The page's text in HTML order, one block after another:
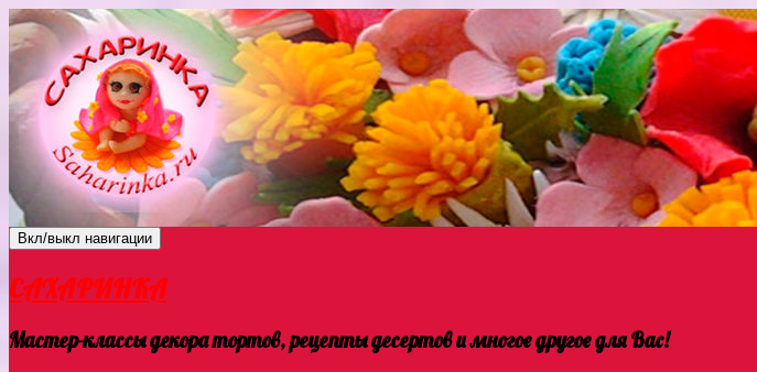
Вкл/выкл навигации
САХАРИНКА
Мастер-классы декора тортов, рецепты десертов и многое другое для Вас!